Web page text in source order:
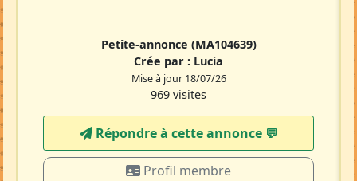
Petite-annonce (MA104639)
Crée par : Lucia
Mise à jour 18/07/26
969 visites
Répondre à cette annonce 💬​
Profil membre